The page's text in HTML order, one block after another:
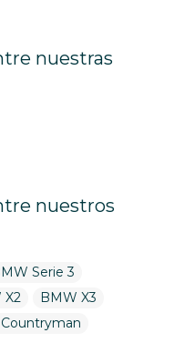
nuestras
nuestros
Serie 3
X2
BMW X3